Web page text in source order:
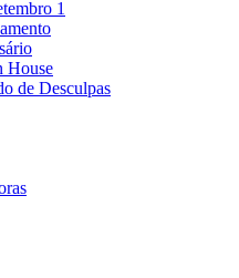
1
House
de Desculpas